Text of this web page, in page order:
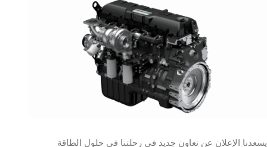
يسعدنا الإعلان عن تعاون جديد في رحلتنا في حلول الطاقة